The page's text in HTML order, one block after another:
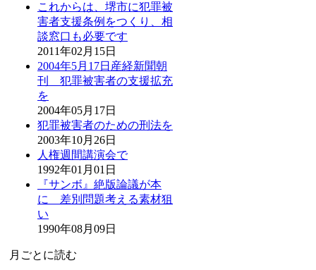
これからは、堺市に犯罪被
害者支援条例をつくり、相
談窓口も必要です
2011年02月15日
2004年5月17日産経新聞朝
刊 犯罪被害者の支援拡充
を
2004年05月17日
犯罪被害者のための刑法を
2003年10月26日
人権週間講演会で
1992年01月01日
『サンボ』絶版論議が本
に 差別問題考える素材狙
い
1990年08月09日
月ごとに読む